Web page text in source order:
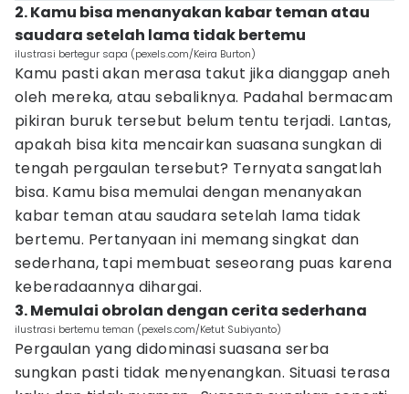
2. Kamu bisa menanyakan kabar teman atau
saudara setelah lama tidak bertemu
ilustrasi bertegur sapa (pexels.com/Keira Burton)
Kamu pasti akan merasa takut jika dianggap aneh
oleh mereka, atau sebaliknya. Padahal bermacam
pikiran buruk tersebut belum tentu terjadi. Lantas,
apakah bisa kita mencairkan suasana sungkan di
tengah pergaulan tersebut? Ternyata sangatlah
bisa. Kamu bisa memulai dengan menanyakan
kabar teman atau saudara setelah lama tidak
bertemu. Pertanyaan ini memang singkat dan
sederhana, tapi membuat seseorang puas karena
keberadaannya dihargai.
3. Memulai obrolan dengan cerita sederhana
ilustrasi bertemu teman (pexels.com/Ketut Subiyanto)
Pergaulan yang didominasi suasana serba
sungkan pasti tidak menyenangkan. Situasi terasa